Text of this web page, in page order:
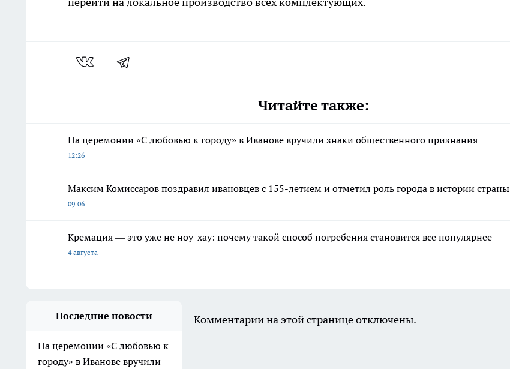
Читайте также:
На церемонии «С любовью к городу» в Иванове вручили знаки общественного признания
12:26
Максим Комиссаров поздравил ивановцев с 155-летием и отметил роль города в истории страны
09:06
Кремация — это уже не ноу-хау: почему такой способ погребения становится все популярнее
4 августа
Последние новости
На церемонии «С любовью к
городу» в Иванове вручили
Комментарии на этой странице отключены.